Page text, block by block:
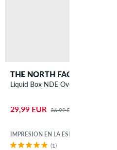
THE NORTH FACE
Liquid Box NDE Oversize Camiseta
29,99 EUR 36,99 EUR
IMPRESIÓN EN LA ESPALDA
(1)